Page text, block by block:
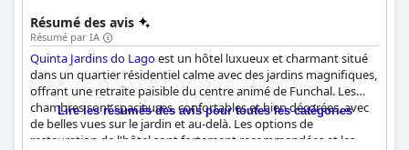
Résumé des avis
Résumé par IA
Quinta Jardins do Lagoest un hôtel luxueux et charmant situé
dans un quartier résidentiel calme avec des jardins magnifiques,
offrant une retraite paisible du centre animé de Funchal. Les
chambres sont spacieuses, confortables et bien décorées, avec
de belles vues sur le jardin et au-delà. Les options de
restauration de l'hôtel sont fortement recommandées et les
Lire les résumés des avis pour toutes les catégories